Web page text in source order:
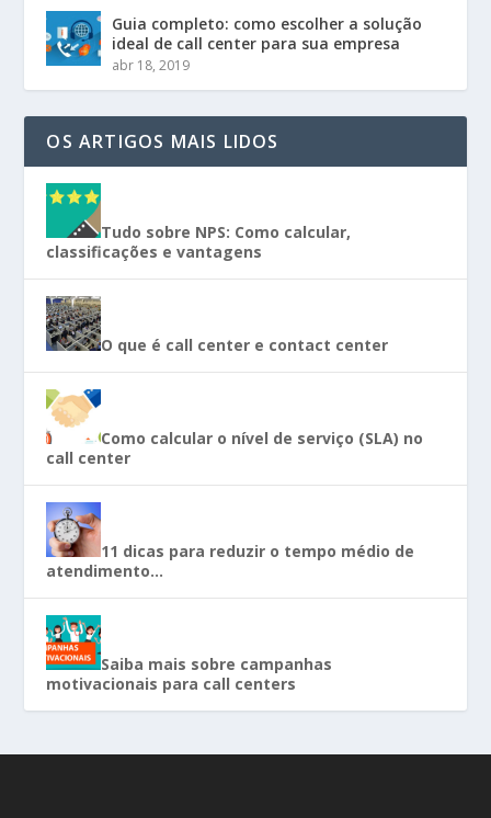
Guia completo: como escolher a solução
ideal de call center para sua empresa
abr 18, 2019
OS ARTIGOS MAIS LIDOS
Tudo sobre NPS: Como calcular,
classificações e vantagens
O que é call center e contact center
Como calcular o nível de serviço (SLA) no
call center
11 dicas para reduzir o tempo médio de
atendimento…
Saiba mais sobre campanhas
motivacionais para call centers